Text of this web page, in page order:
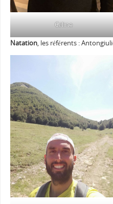
Céline
Natation, les référents :